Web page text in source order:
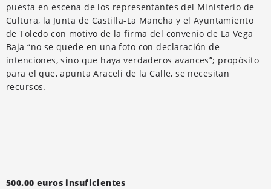
puesta en escena de los representantes del Ministerio de
Cultura, la Junta de Castilla-La Mancha y el Ayuntamiento
de Toledo con motivo de la firma del convenio de La Vega
Baja “no se quede en una foto con declaración de
intenciones, sino que haya verdaderos avances”; propósito
para el que, apunta Araceli de la Calle, se necesitan
recursos.
500.00 euros insuficientes